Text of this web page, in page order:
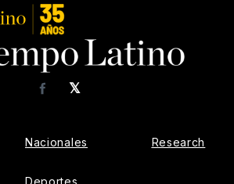
𝕏
Facebook
Nacionales
Deportes
Research